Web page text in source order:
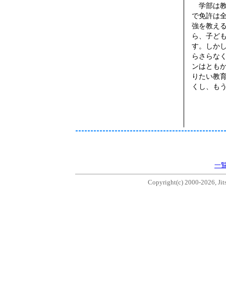
学部は
で免許は
強を教え
ら、子ど
す。しか
らさらな
ンはとも
りたい教
くし、も
一
Copyright(c) 2000-2026,